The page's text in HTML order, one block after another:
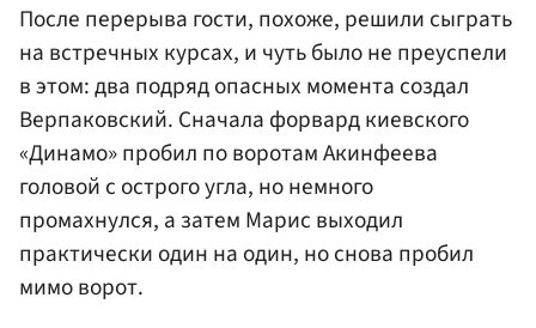
После перерыва гости, похоже, решили сыграть
на встречных курсах, и чуть было не преуспели
в этом: два подряд опасных момента создал
Верпаковский. Сначала форвард киевского
«Динамо» пробил по воротам Акинфеева
головой с острого угла, но немного
промахнулся, а затем Марис выходил
практически один на один, но снова пробил
мимо ворот.